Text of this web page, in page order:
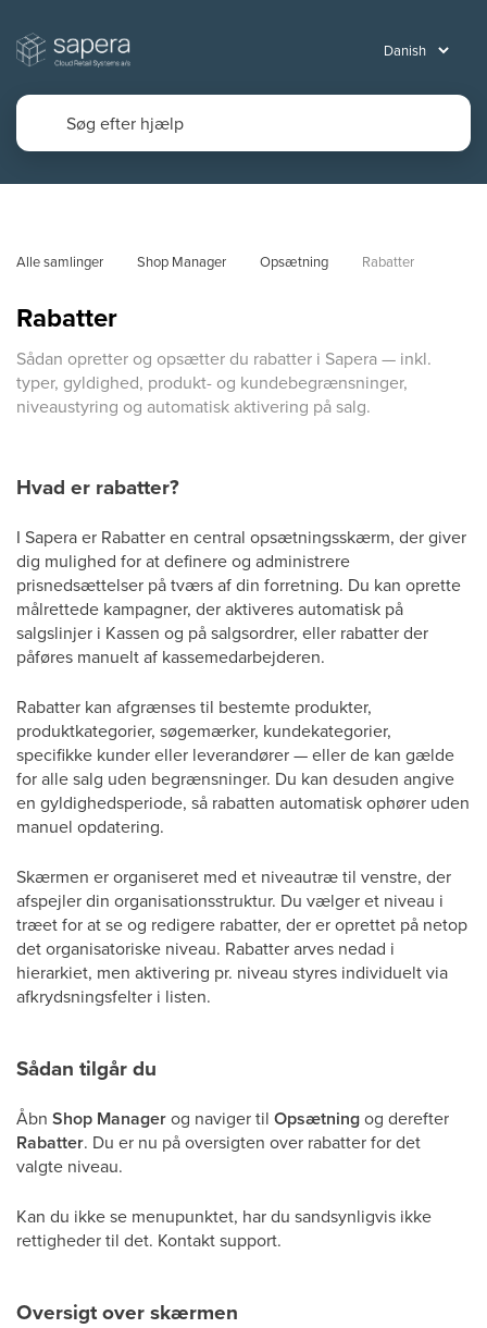
Alle samlinger Shop Manager Opsætning Rabatter
Rabatter
Sådan opretter og opsætter du rabatter i Sapera — inkl.
typer, gyldighed, produkt- og kundebegrænsninger,
niveaustyring og automatisk aktivering på salg.
Hvad er rabatter?
I Sapera er Rabatter en central opsætningsskærm, der giver
dig mulighed for at definere og administrere
prisnedsættelser på tværs af din forretning. Du kan oprette
målrettede kampagner, der aktiveres automatisk på
salgslinjer i Kassen og på salgsordrer, eller rabatter der
påføres manuelt af kassemedarbejderen.
Rabatter kan afgrænses til bestemte produkter,
produktkategorier, søgemærker, kundekategorier,
specifikke kunder eller leverandører — eller de kan gælde
for alle salg uden begrænsninger. Du kan desuden angive
en gyldighedsperiode, så rabatten automatisk ophører uden
manuel opdatering.
Skærmen er organiseret med et niveautræ til venstre, der
afspejler din organisationsstruktur. Du vælger et niveau i
træet for at se og redigere rabatter, der er oprettet på netop
det organisatoriske niveau. Rabatter arves nedad i
hierarkiet, men aktivering pr. niveau styres individuelt via
afkrydsningsfelter i listen.
Sådan tilgår du
Åbn Shop Managerog naviger til Opsætningog derefter
Rabatter. Du er nu på oversigten over rabatter for det
valgte niveau.
Kan du ikke se menupunktet, har du sandsynligvis ikke
rettigheder til det. Kontakt support.
Oversigt over skærmen